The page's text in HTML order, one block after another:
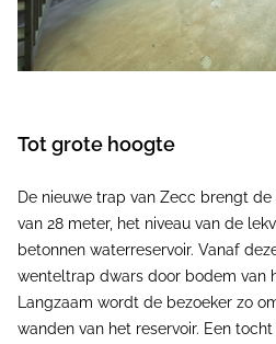
Tot grote hoogte
De nieuwe trap van Zecc brengt
van 28 meter, het niveau van de
betonnen waterreservoir. Vanaf
wenteltrap dwars door bodem van
Langzaam wordt de bezoeker zo
wanden van het reservoir. Een